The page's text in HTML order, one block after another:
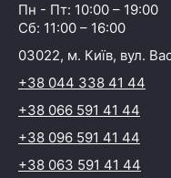
Пн - Пт: 10:00 – 19:00
Сб: 11:00 – 16:00
03022, м. Київ, вул.
+38 044 338 41 44
+38 066 591 41 44
+38 096 591 41 44
+38 063 591 41 44